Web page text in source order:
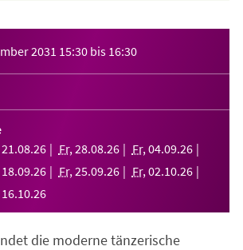
2031 15:30 bis 16:30
21 .08.26 Fr, 28.08.26 Fr, 04.09.26
18.09.26 Fr, 25.09.26 Fr, 02.10.26
16.10.26
die moderne tänzerische